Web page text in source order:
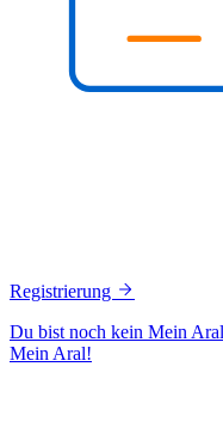
Registrierung
Du bist noch kein Mein
Mein Aral!